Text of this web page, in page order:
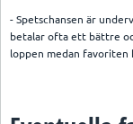
- Spetschansen är
betalar ofta ett bättre
loppen medan favoriten